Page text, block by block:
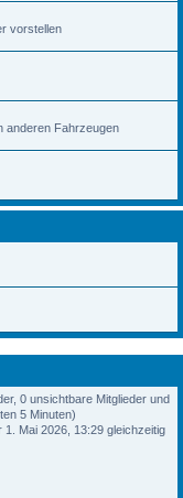
vorstellen
anderen Fahrzeugen
0 unsichtbare Mitglieder und
5 Minuten)
1. Mai 2026, 13:29 gleichzeitig